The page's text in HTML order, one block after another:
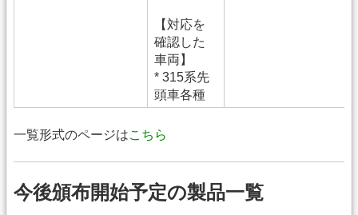
【対応を
確認した
車両】
* 315系先
頭車各種
一覧形式のページはこちら
今後頒布開始予定の製品一覧